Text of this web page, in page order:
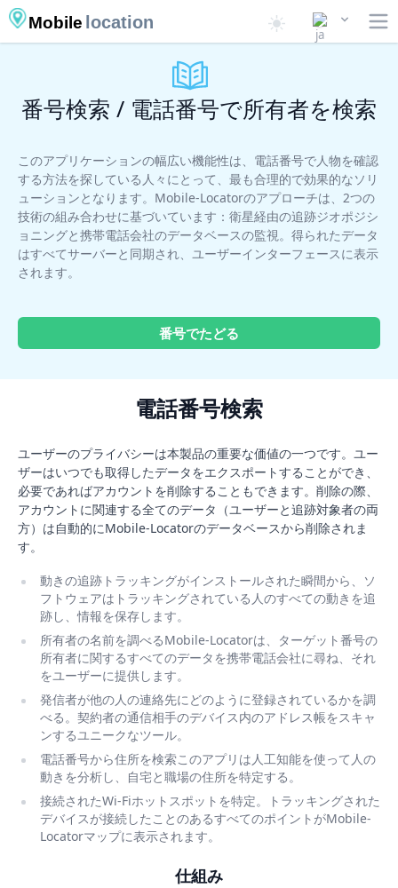
Mobile location
番号検索 / 電話番号で所有者を検索
このアプリケーションの幅広い機能性は、電話番号で人物を確認
する方法を探している人々にとって、最も合理的で効果的なソリ
ューションとなります。Mobile-Locatorのアプローチは、2つの
技術の組み合わせに基づいています：衛星経由の追跡ジオポジシ
ョニングと携帯電話会社のデータベースの監視。得られたデータ
はすべてサーバーと同期され、ユーザーインターフェースに表示
されます。
番号でたどる
電話番号検索
ユーザーのプライバシーは本製品の重要な価値の一つです。ユー
ザーはいつでも取得したデータをエクスポートすることができ、
必要であればアカウントを削除することもできます。削除の際、
アカウントに関連する全てのデータ（ユーザーと追跡対象者の両
方）は自動的にMobile-Locatorのデータベースから削除されま
す。
動きの追跡トラッキングがインストールされた瞬間から、ソ
フトウェアはトラッキングされている人のすべての動きを追
跡し、情報を保存します。
所有者の名前を調べるMobile-Locatorは、ターゲット番号の
所有者に関するすべてのデータを携帯電話会社に尋ね、それ
をユーザーに提供します。
発信者が他の人の連絡先にどのように登録されているかを調
べる。契約者の通信相手のデバイス内のアドレス帳をスキャ
ンするユニークなツール。
電話番号から住所を検索このアプリは人工知能を使って人の
動きを分析し、自宅と職場の住所を特定する。
接続されたWi-Fiホットスポットを特定。トラッキングされた
デバイスが接続したことのあるすべてのポイントがMobile-
Locatorマップに表示されます。
仕組み